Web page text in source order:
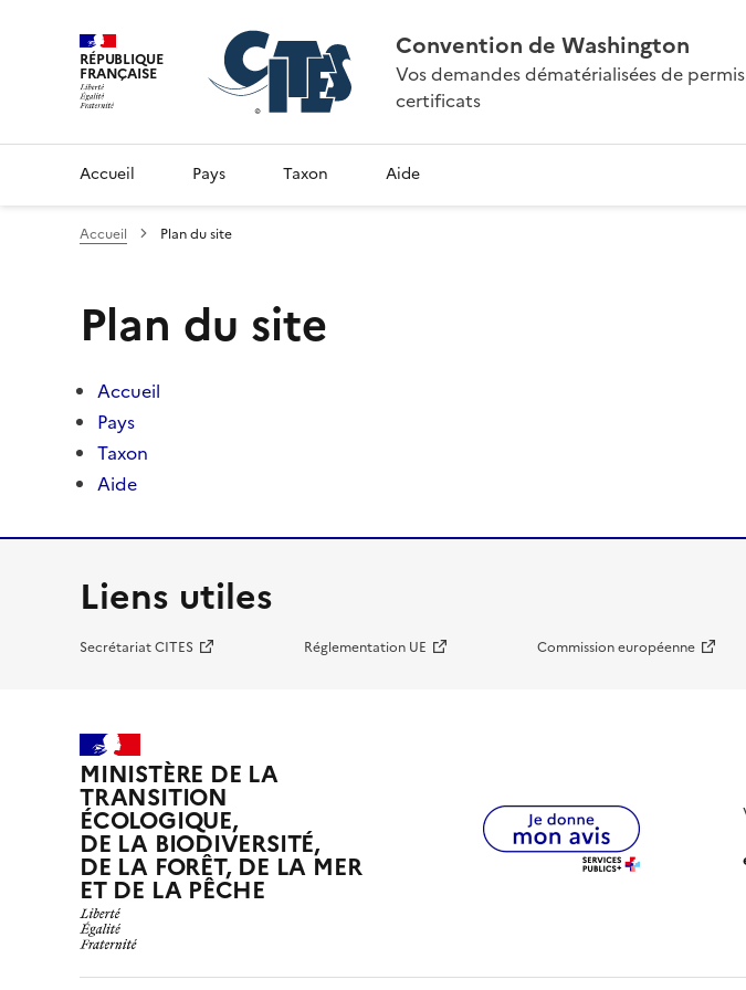
RÉPUBLIQUE
FRANÇAISE
Convention de Washington
Vos demandes dématérialisées de
certificats
Accueil Pays Taxon Aide
Accueil Plan du site
Plan du site
Accueil
Pays
Taxon
Aide
Liens utiles
Secrétariat CITES Réglementation UE Commission européenne
MINISTÈRE DE LA
TRANSITION
ÉCOLOGIQUE,
DE LA BIODIVERSITÉ,
DE LA FORÊT, DE LA MER
ET DE LA PÊCHE